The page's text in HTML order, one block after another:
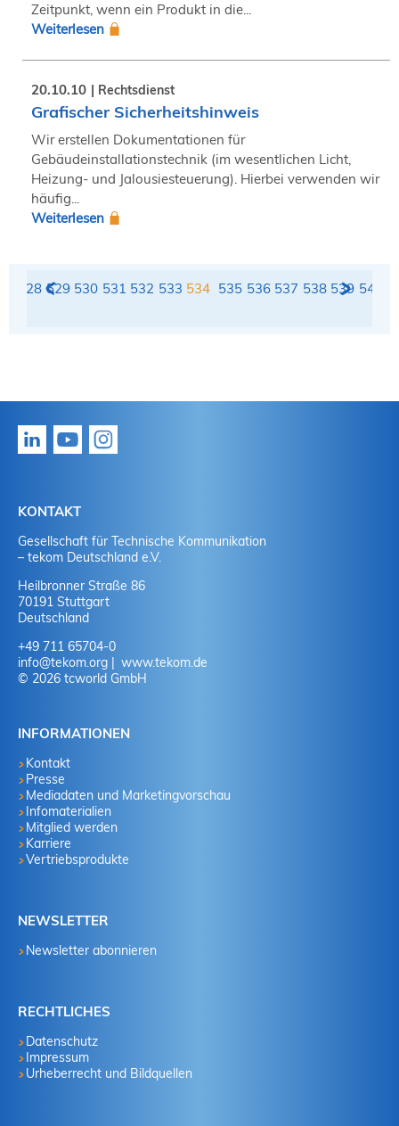
Zeitpunkt, wenn ein Produkt in die...
Weiterlesen
20.10.10 Rechtsdienst
Grafischer Sicherheitshinweis
Wir erstellen Dokumentationen für
Gebäudeinstallationstechnik (im wesentlichen Licht,
Heizung- und Jalousiesteuerung). Hierbei verwenden wir
häufig...
Weiterlesen
528 529 530 531 532 533 534 535 536 537 538 539 540
KONTAKT
Gesellschaft für Technische Kommunikation
– tekom Deutschland e.V.
Heilbronner Straße 86
70191 Stuttgart
Deutschland
+49 711 65704-0
info@tekom.org
www.tekom.de
© 2026 tcworld GmbH
INFORMATIONEN
Kontakt
Presse
Mediadaten und Marketingvorschau
Infomaterialien
Mitglied werden
Karriere
Vertriebsprodukte
NEWSLETTER
Newsletter abonnieren
RECHTLICHES
Datenschutz
Impressum
Urheberrecht und Bildquellen